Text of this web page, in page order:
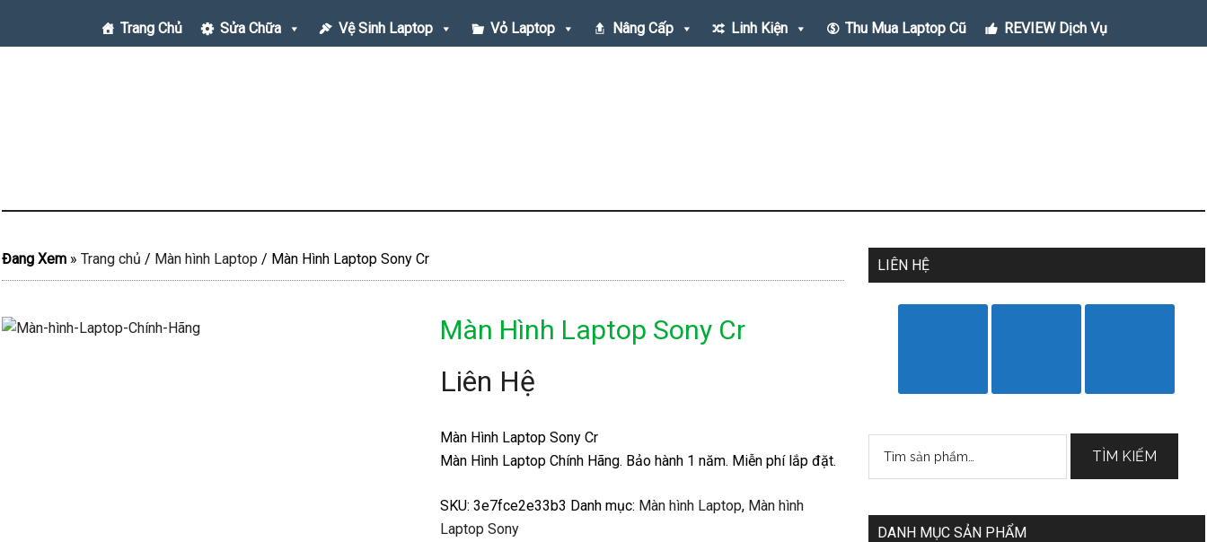
Trang Chủ Sửa Chữa Vệ Sinh Laptop Vỏ Laptop Nâng Cấp Linh Kiện Thu Mua Laptop Cũ REVIEW Dịch Vụ
Đang Xem » Trang chủ / Màn hình Laptop / Màn Hình Laptop Sony Cr
Màn Hình Laptop Sony Cr
Liên Hệ
Màn Hình Laptop Sony Cr
Màn Hình Laptop Chính Hãng. Bảo hành 1 năm. Miễn phí lắp đặt.
SKU: 3e7fce2e33b3 Danh mục: Màn hình Laptop, Màn hình
Laptop Sony
LIÊN HỆ
kiếm:
TÌM KIẾM
DANH MỤC SẢN PHẨM